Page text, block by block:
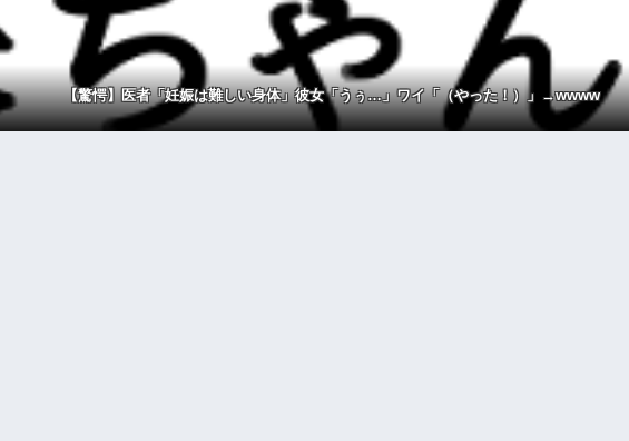
【驚愕】医者「妊娠は難しい身体」彼女「うぅ…」ワイ「（やった！）」→wwww